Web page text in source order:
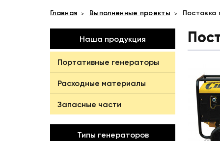
Главная Выполненные проекты Поставка
Наша продукция
Портативные генераторы
Расходные материалы
Запасные части
Типы генераторов